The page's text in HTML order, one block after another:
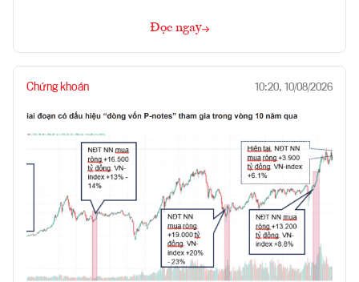
Đọc ngay
Chứng khoán 10:20, 10/08/2026